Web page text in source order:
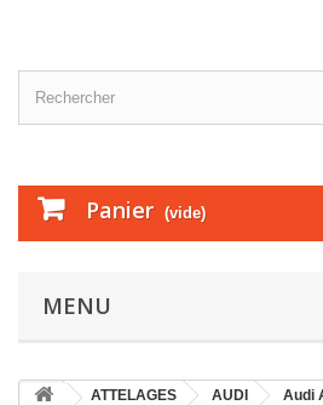
Panier (vide)
MENU
ATTELAGES AUDI
Audi